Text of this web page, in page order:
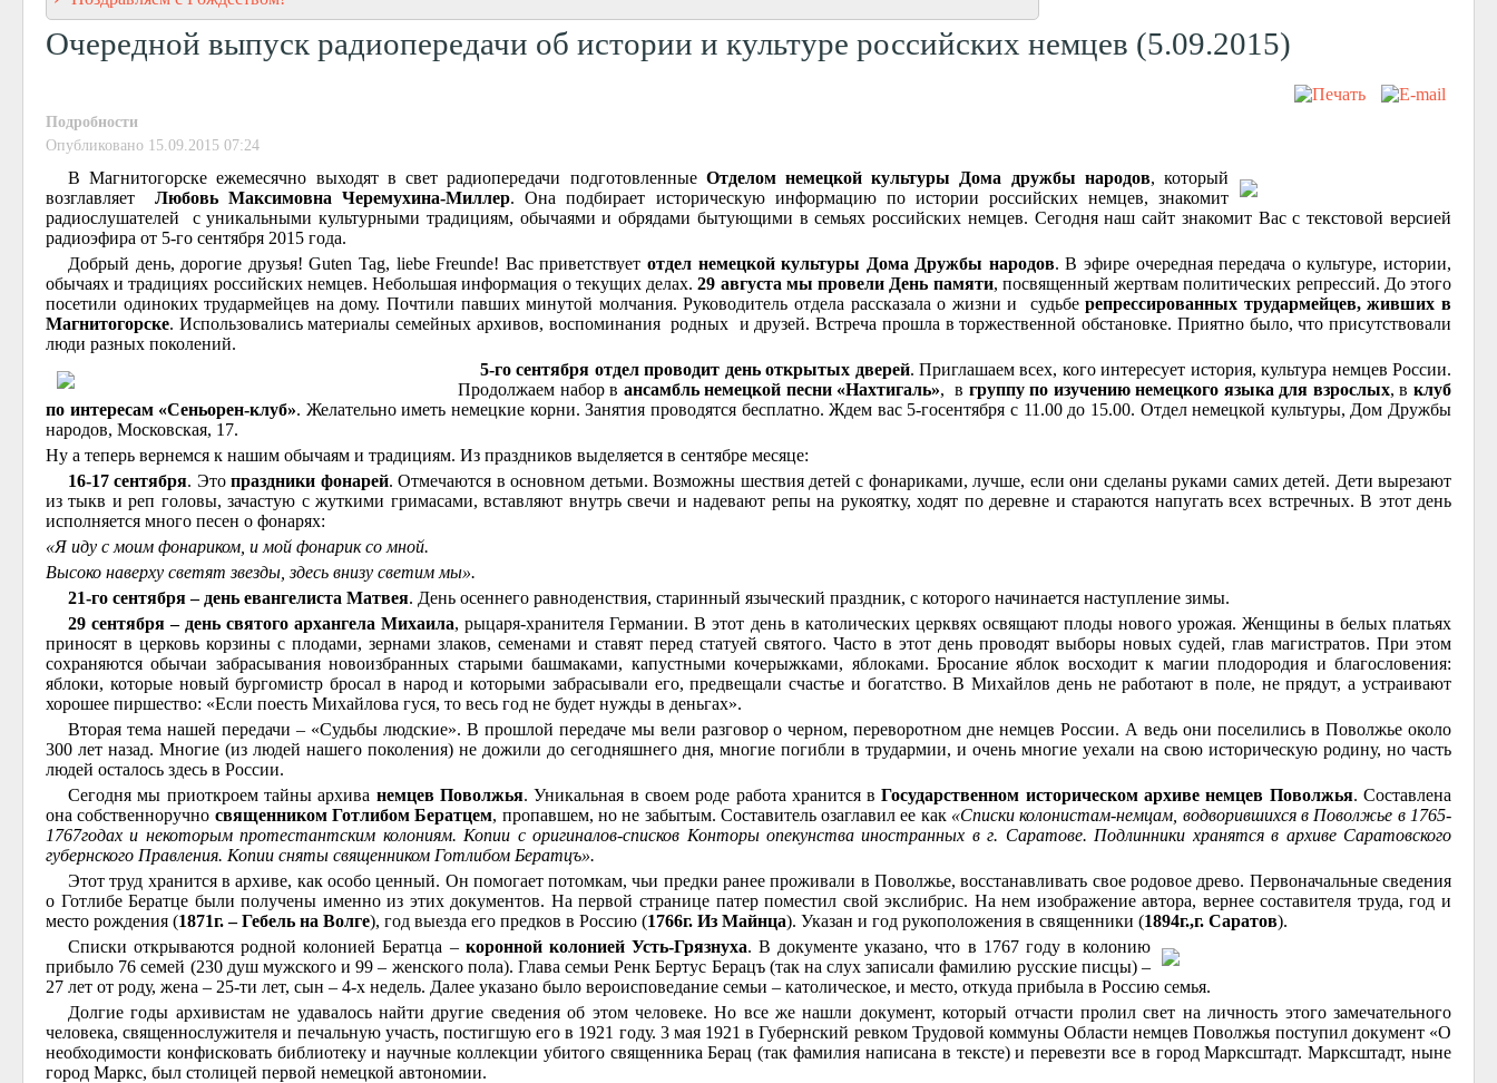
Очередной выпуск радиопередачи об истории и культуре российских немцев (5.09.2015)
Подробности
Опубликовано 15.09.2015 07:24
В Магнитогорске ежемесячно выходят в свет радиопередачи подготовленные Отделом немецкой культуры Дома дружбы народов, который
возглавляетЛюбовь Максимовна Черемухина-Миллер. Она подбирает историческую информацию по истории российских немцев, знакомит
радиослушателей с уникальными культурными традициям, обычаями и обрядами бытующими в семьях российских немцев. Сегодня наш сайт знакомит Вас с текстовой версией
радиоэфира от 5-го сентября 2015 года.
Добрый день, дорогие друзья! Guten Tag, liebe Freunde! Вас приветствует отдел немецкой культуры Дома Дружбы народов. В эфире очередная передача о культуре, истории,
обычаях и традициях российских немцев. Небольшая информация о текущих делах.29 августа мы провели День памяти, посвященный жертвам политических репрессий. До этого
посетили одиноких трудармейцев на дому. Почтили павших минутой молчания. Руководитель отдела рассказала о жизни и судьберепрессированных трудармейцев, живших в
Магнитогорске. Использовались материалы семейных архивов, воспоминания родных и друзей. Встреча прошла в торжественной обстановке. Приятно было, что присутствовали
люди разных поколений.
5-го сентября отдел проводит день открытых дверей. Приглашаем всех, кого интересует история, культура немцев России.
Продолжаем набор в ансамбль немецкой песни «Нахтигаль», в группу по изучению немецкого языка для взрослых, вклуб
по интересам «Сеньорен-клуб». Желательно иметь немецкие корни. Занятия проводятся бесплатно. Ждем вас 5-госентября с 11.00 до 15.00. Отдел немецкой культуры, Дом Дружбы
народов, Московская, 17.
Ну а теперь вернемся к нашим обычаям и традициям. Из праздников выделяется в сентябре месяце:
16-17 сентября. Этопраздники фонарей. Отмечаются в основном детьми. Возможны шествия детей с фонариками, лучше, если они сделаны руками самих детей. Дети вырезают
из тыкв и реп головы, зачастую с жуткими гримасами, вставляют внутрь свечи и надевают репы на рукоятку, ходят по деревне и стараются напугать всех встречных. В этот день
исполняется много песен о фонарях:
«Я иду с моим фонариком, и мой фонарик со мной.
Высоко наверху светят звезды, здесь внизу светим мы».
21-го сентября – день евангелиста Матвея. День осеннего равноденствия, старинный языческий праздник, с которого начинается наступление зимы.
29 сентября – день святого архангела Михаила, рыцаря-хранителя Германии. В этот день в католических церквях освящают плоды нового урожая. Женщины в белых платьях
приносят в церковь корзины с плодами, зернами злаков, семенами и ставят перед статуей святого. Часто в этот день проводят выборы новых судей, глав магистратов. При этом
сохраняются обычаи забрасывания новоизбранных старыми башмаками, капустными кочерыжками, яблоками. Бросание яблок восходит к магии плодородия и благословения:
яблоки, которые новый бургомистр бросал в народ и которыми забрасывали его, предвещали счастье и богатство. В Михайлов день не работают в поле, не прядут, а устраивают
хорошее пиршество: «Если поесть Михайлова гуся, то весь год не будет нужды в деньгах».
Вторая тема нашей передачи – «Судьбы людские». В прошлой передаче мы вели разговор о черном, переворотном дне немцев России. А ведь они поселились в Поволжье около
300 лет назад. Многие (из людей нашего поколения) не дожили до сегодняшнего дня, многие погибли в трудармии, и очень многие уехали на свою историческую родину, но часть
людей осталось здесь в России.
Сегодня мы приоткроем тайны архива немцев Поволжья. Уникальная в своем роде работа хранится вГосударственном историческом архиве немцев Поволжья. Составлена
она собственноручно священником Готлибом Бератцем, пропавшем, но не забытым. Составитель озаглавил ее как «Списки колонистам-немцам, водворившихся в Поволжье в 1765-
1767годах и некоторым протестантским колониям. Копии с оригиналов-списков Конторы опекунства иностранных в г. Саратове. Подлинники хранятся в архиве Саратовского
губернского Правления. Копии сняты священником Готлибом Бератцъ».
Этот труд хранится в архиве, как особо ценный. Он помогает потомкам, чьи предки ранее проживали в Поволжье, восстанавливать свое родовое древо. Первоначальные сведения
о Готлибе Бератце были получены именно из этих документов. На первой странице патер поместил свой экслибрис. На нем изображение автора, вернее составителя труда, год и
место рождения (1871г. – Гебель на Волге), год выезда его предков в Россию (1766г. Из Майнца). Указан и год рукоположения в священники (1894г.,г. Саратов).
Списки открываются родной колонией Бератца – коронной колонией Усть-Грязнуха. В документе указано, что в 1767 году в колонию
прибыло 76 семей (230 душ мужского и 99 – женского пола). Глава семьи Ренк Бертус Берацъ (так на слух записали фамилию русские писцы) –
27 лет от роду, жена – 25-ти лет, сын – 4-х недель. Далее указано было вероисповедание семьи – католическое, и место, откуда прибыла в Россию семья.
Долгие годы архивистам не удавалось найти другие сведения об этом человеке. Но все же нашли документ, который отчасти пролил свет на личность этого замечательного
человека, священнослужителя и печальную участь, постигшую его в 1921 году. 3 мая 1921 в Губернский ревком Трудовой коммуны Области немцев Поволжья поступил документ «О
необходимости конфисковать библиотеку и научные коллекции убитого священника Берац (так фамилия написана в тексте) и перевезти все в город Марксштадт. Марксштадт, ныне
город Маркс, был столицей первой немецкой автономии.